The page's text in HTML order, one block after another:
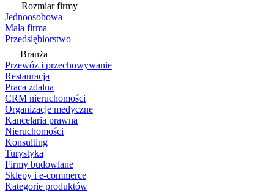
Rozmiar firmy
Jednoosobowa
Mała firma
Przedsiębiorstwo
Branża
Przewóz i przechowywanie
Restauracja
Praca zdalna
CRM nieruchomości
Organizacje medyczne
Kancelaria prawna
Nieruchomości
Konsulting
Turystyka
Firmy budowlane
Sklepy i e-commerce
Kategorie produktów